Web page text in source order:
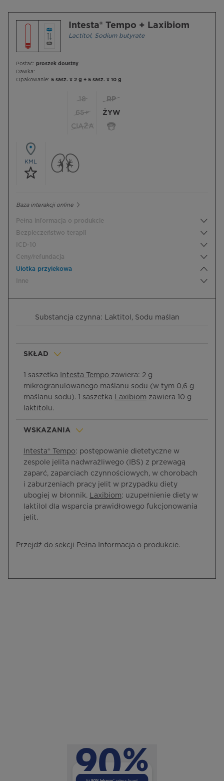
Intesta® Tempo + Laxibiom
Lactitol, Sodium butyrate
Postać: proszek doustny
Dawka:
Opakowanie: 5 sasz. x 2 g + 5 sasz. x 10 g
18
65+
CIĄŻA
RP
ŻYW
KML
Baza interakcji online
Pełna informacja o produkcie
Bezpieczeństwo terapii
ICD-10
Ceny/refundacja
Ulotka przylekowa
Inne
Substancja czynna: Laktitol, Sodu maślan
SKŁAD
1 saszetka Intesta Tempo zawiera: 2 g
mikrogranulowanego maślanu sodu (w tym 0,6 g
maślanu sodu). 1 saszetka Laxibiom zawiera 10 g
laktitolu.
WSKAZANIA
Intesta® Tempo: postępowanie dietetyczne w
zespole jelita nadwrażliwego (IBS) z przewagą
zaparć, zaparciach czynnościowych, w chorobach
i zaburzeniach pracy jelit w przypadku diety
ubogiej w błonnik. Laxibiom: uzupełnienie diety w
laktilol dla wsparcia prawidłowego fukcjonowania
jelit.
Przejdź do sekcji Pełna Informacja o produkcie.